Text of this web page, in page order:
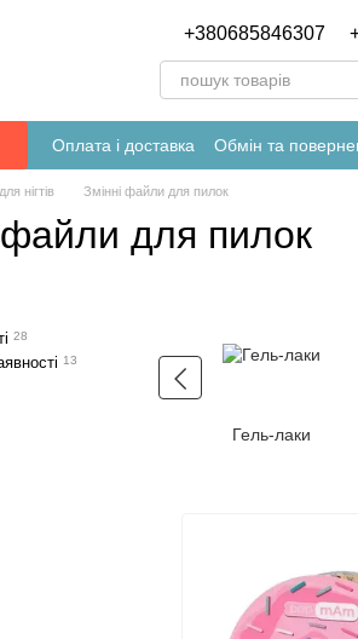
+380685846307
Оплата і доставка Обмін та
нігтів Змінні файли для пилок
файли для пилок
Гель-лаки
28
13